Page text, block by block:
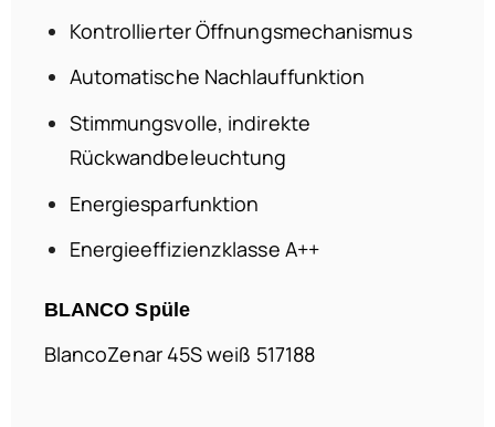
Kontrollierter Öffnungsmechanismus
Automatische Nachlauffunktion
Stimmungsvolle, indirekte
Rückwandbeleuchtung
Energiesparfunktion
Energieeffizienzklasse A++
BLANCO Spüle
BlancoZenar 45S weiß 517188